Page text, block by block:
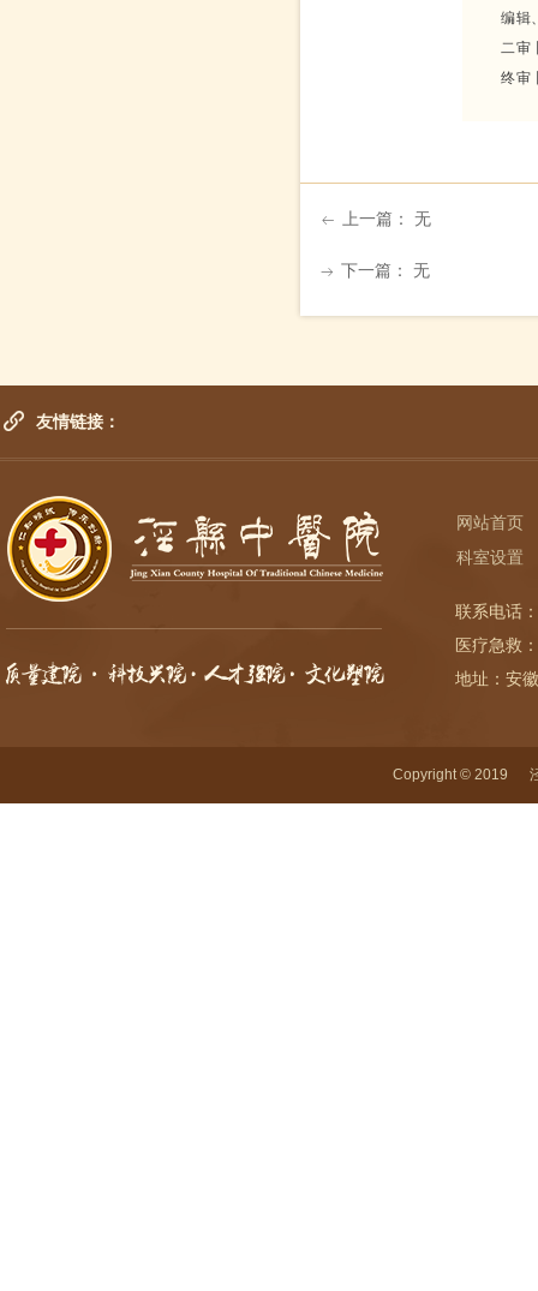
编辑
二审
终审
ꂃ 上一篇： 无
ꁹ 下一篇： 无
科室设置
联系电
医疗急
地址：
友情链接：
网站首页
Copyright © 2019